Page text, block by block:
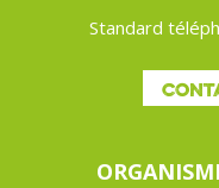
Standard